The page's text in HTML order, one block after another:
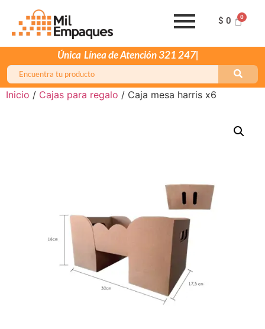
$ 0
Única
Inicio / Cajas para regalo / Caja mesa harris x6